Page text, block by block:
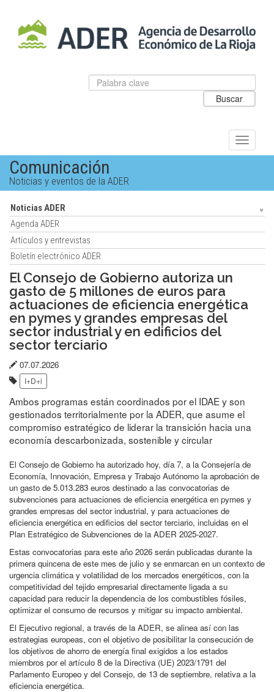
Salto
al
contenido
Datos
para
Introduzca
el
Buscar
Alternar
Comunicación
Noticias y eventos de la ADER
Noticias ADER
Agenda ADER
Artículos y entrevistas
Boletín electrónico ADER
El Consejo de Gobierno autoriza un
gasto de 5 millones de euros para
actuaciones de eficiencia energética
en pymes y grandes empresas del
sector industrial y en edificios del
sector terciario
Fecha
de
publicación:
07.07.2026
Etiquetas:
I+D+i
Ambos programas están coordinados por el IDAE y son
gestionados territorialmente por la ADER, que asume el
compromiso estratégico de liderar la transición hacia una
economía descarbonizada, sostenible y circular
El Consejo de Gobierno ha autorizado hoy, día 7, a la Consejería de
Economía, Innovación, Empresa y Trabajo Autónomo la aprobación de
un gasto de 5.013.283 euros destinado a las convocatorias de
subvenciones para actuaciones de eficiencia energética en pymes y
grandes empresas del sector industrial, y para actuaciones de
eficiencia energética en edificios del sector terciario, incluidas en el
Plan Estratégico de Subvenciones de la ADER 2025-2027.
Estas convocatorias para este año 2026 serán publicadas durante la
primera quincena de este mes de julio y se enmarcan en un contexto de
urgencia climática y volatilidad de los mercados energéticos, con la
competitividad del tejido empresarial directamente ligada a su
capacidad para reducir la dependencia de los combustibles fósiles,
optimizar el consumo de recursos y mitigar su impacto ambiental.
El Ejecutivo regional, a través de la ADER, se alinea así con las
estrategias europeas, con el objetivo de posibilitar la consecución de
los objetivos de ahorro de energía final exigidos a los estados
miembros por el artículo 8 de la Directiva (UE) 2023/1791 del
Parlamento Europeo y del Consejo, de 13 de septiembre, relativa a la
eficiencia energética.